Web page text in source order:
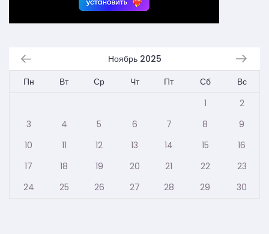
Ноябрь 2025
Пн
Вт Ср Чт Пт Сб
Вс
1
2
3
4 5 6 7 8
9
10
11 12 13 14 15
16
17
18 19 20 21 22
23
24
25 26 27 28 29 30